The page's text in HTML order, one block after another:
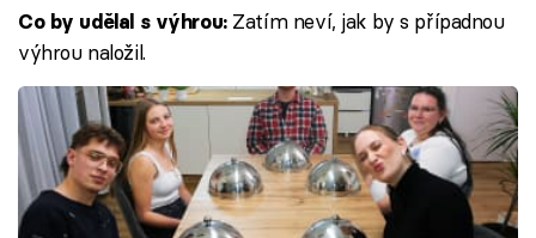
Co by udělal s výhrou: Zatím neví, jak by s případnou
výhrou naložil.